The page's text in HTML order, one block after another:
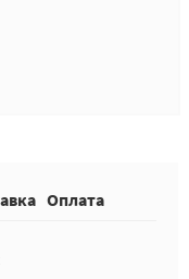
Оплата